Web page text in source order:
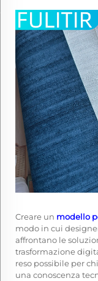
Creare un modello
modo in cui
affrontano le
trasformazione
reso possibile per
una conoscenza